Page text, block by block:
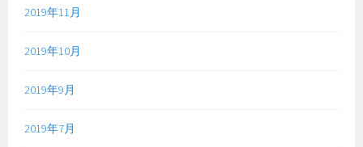
2019年11月
2019年10月
2019年9月
2019年7月